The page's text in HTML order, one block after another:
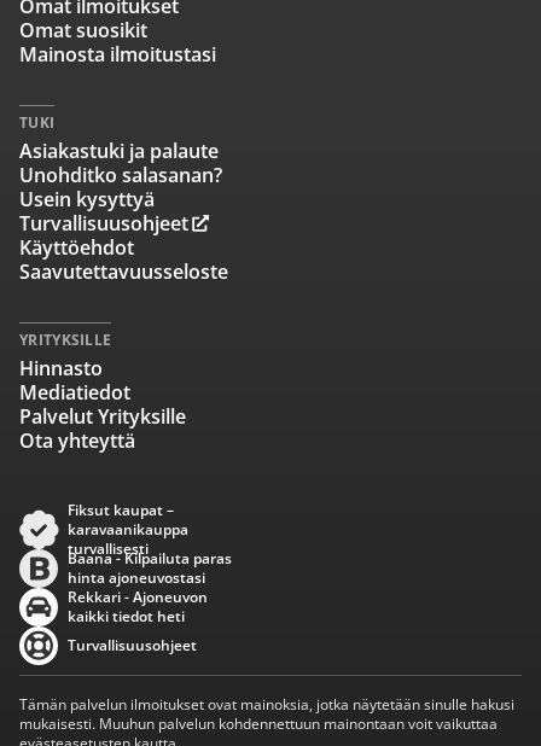
Omat ilmoitukset
Omat suosikit
Mainosta ilmoitustasi
TUKI
Asiakastuki ja palaute
Unohditko salasanan?
Usein kysyttyä
Turvallisuusohjeet
Käyttöehdot
Saavutettavuusseloste
YRITYKSILLE
Hinnasto
Mediatiedot
Palvelut Yrityksille
Ota yhteyttä
Fiksut kaupat –
karavaanikauppa
turvallisesti
Baana - Kilpailuta paras
hinta ajoneuvostasi
Rekkari - Ajoneuvon
kaikki tiedot heti
Turvallisuusohjeet
Tämän palvelun ilmoitukset ovat mainoksia, jotka näytetään sinulle hakusi
mukaisesti. Muuhun palvelun kohdennettuun mainontaan voit vaikuttaa